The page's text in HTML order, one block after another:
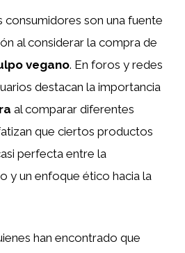
consumidores son una fuente
al considerar la compra de
vegano. En foros y redes
destacan la importancia
al comparar diferentes
que ciertos productos
perfecta entre la
y un enfoque ético hacia la
han encontrado que